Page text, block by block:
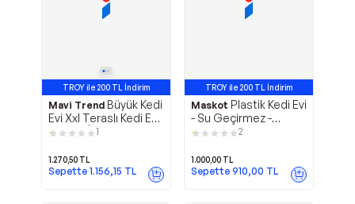
TROY ile 200 TL İndirim
Mavi Trend Büyük Kedi
Evi Xxl Teraslı Kedi Evi
5kg Ve Üzeri Kediler
1
1.270,50 TL
Sepette 1.156,15 TL
TROY ile 200 TL İndirim
Maskot Plastik Kedi Evi
- Su Geçirmez -
2
1.000,00 TL
Sepette 910,00 TL